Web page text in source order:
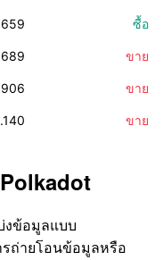
ซื้อ
ขาย
ขาย
ขาย
Polkadot
งข้อมูลแบบ
ถ่ายโอนข้อมูลหรือ